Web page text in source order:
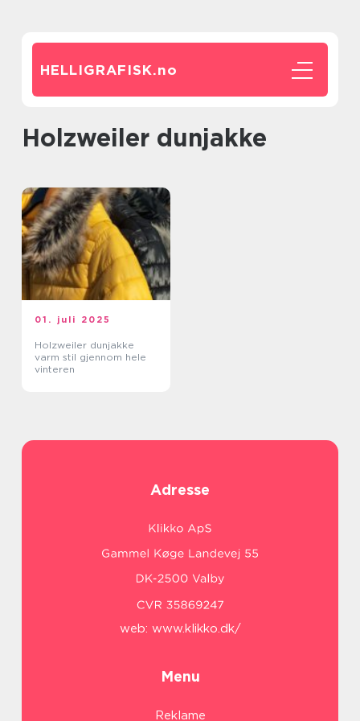
HELLIGRAFISK.no
holzweiler dunjakke
01. juli 2025
Holzweiler dunjakke
varm stil gjennom hele
vinteren
Adresse
web: www.klikko.dk/
Menu
Reklame